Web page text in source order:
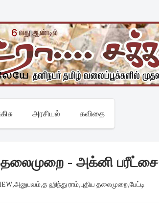
அரசியல் கவிதை
தலைமுறை - அக்னி பரீட்சை
,அனுபவம்,த ஹிந்து ராம்,புதிய தலைமுறை,பேட்டி